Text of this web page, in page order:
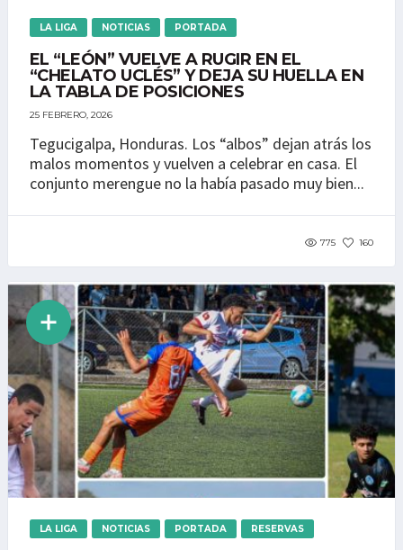
LA LIGA NOTICIAS PORTADA
EL “LEÓN” VUELVE A RUGIR EN EL
“CHELATO UCLÉS” Y DEJA SU HUELLA EN
LA TABLA DE POSICIONES
25 FEBRERO, 2026
Tegucigalpa, Honduras. Los “albos” dejan atrás los
malos momentos y vuelven a celebrar en casa. El
conjunto merengue no la había pasado muy bien...
775 160
LA LIGA NOTICIAS PORTADA RESERVAS